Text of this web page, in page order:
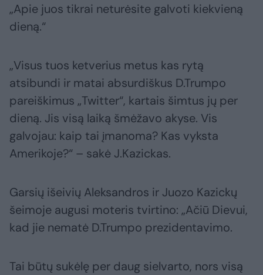
„Apie juos tikrai neturėsite galvoti kiekvieną
dieną.“
„Visus tuos ketverius metus kas rytą
atsibundi ir matai absurdiškus D.Trumpo
pareiškimus „Twitter“, kartais šimtus jų per
dieną. Jis visą laiką šmėžavo akyse. Vis
galvojau: kaip tai įmanoma? Kas vyksta
Amerikoje?“ – sakė J.Kazickas.
Garsių išeivių Aleksandros ir Juozo Kazickų
šeimoje augusi moteris tvirtino: „Ačiū Dievui,
kad jie nematė D.Trumpo prezidentavimo.
Tai būtų sukėlę per daug sielvarto, nors visą